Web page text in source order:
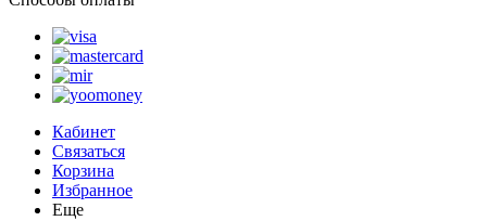
Кабинет
Связаться
Корзина
Избранное
Еще